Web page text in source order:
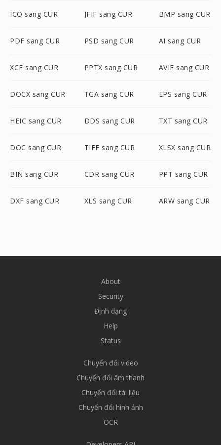
ICO sang CUR JFIF sang CUR BMP sang CUR
PDF sang CUR PSD sang CUR AI sang CUR
XCF sang CUR PPTX sang CUR AVIF sang CUR
DOCX sang CUR TGA sang CUR EPS sang CUR
HEIC sang CUR DDS sang CUR TXT sang CUR
DOC sang CUR TIFF sang CUR XLSX sang CUR
BIN sang CUR CDR sang CUR PPT sang CUR
DXF sang CUR XLS sang CUR ARW sang CUR
About
Security
Định dạng
Help
Status
Chuyển đổi video
Chuyển đổi âm thanh
Chuyển đổi tài liệu
Chuyển đổi hình ảnh
OCR